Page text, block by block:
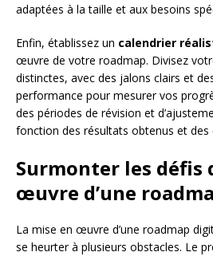
adaptées à la taille et aux besoins
Enfin, établissez un calendrier
œuvre de votre roadmap. Divisez
distinctes, avec des jalons clairs et
performance pour mesurer vos
des périodes de révision et
fonction des résultats obtenus et des
Surmonter les défis
œuvre d’une
La mise en œuvre d’une roadmap
se heurter à plusieurs obstacles. Le